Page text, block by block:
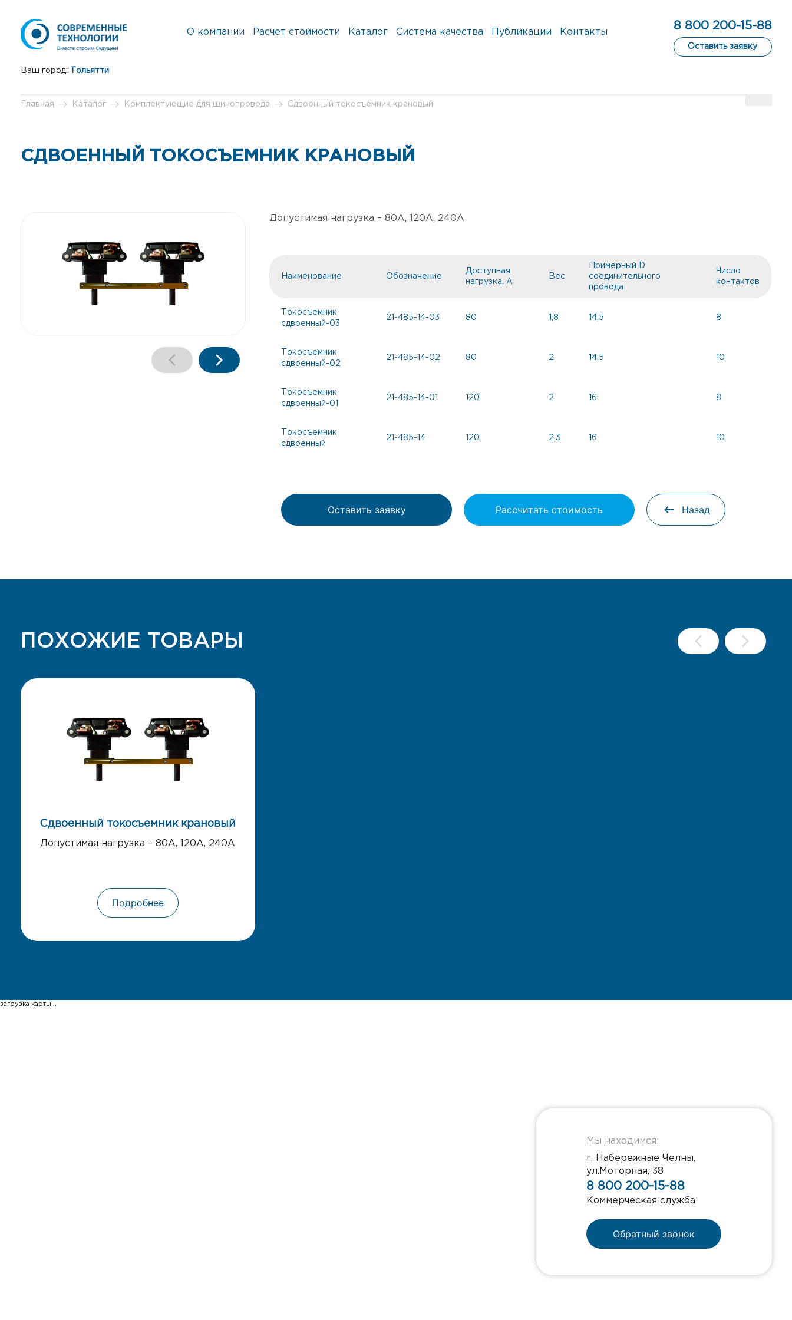
О компании Расчет стоимости Каталог Система качества Публикации Контакты
8 800 200-15-88
Оставить заявку
Ваш город: Тольятти
Главная Каталог Комплектующие для шинопровода Сдвоенный токосъемник крановый
СДВОЕННЫЙ ТОКОСЪЕМНИК КРАНОВЫЙ
Допустимая нагрузка – 80А, 120А, 240А
Наименование Обозначение
Доступная
нагрузка, А
Вес
Примерный D
соединительного
провода
Число
контактов
Токосъемник
сдвоенный-03
21-485-14-03 80 1,8 14,5 8
Токосъемник
сдвоенный-02
21-485-14-02 80 2 14,5 10
Токосъемник
сдвоенный-01
21-485-14-01 120 2 16 8
Токосъемник
сдвоенный
21-485-14 120 2,3 16 10
Оставить заявку Рассчитать стоимость Назад
ПОХОЖИЕ ТОВАРЫ
Сдвоенный токосъемник крановый
Допустимая нагрузка – 80А, 120А, 240А
Подробнее
загрузка карты...
Мы находимся:
г. Набережные Челны,
ул.Моторная, 38
8 800 200-15-88
Коммерческая служба
Обратный звонок